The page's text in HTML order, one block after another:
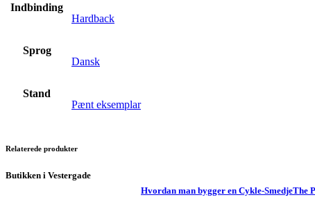
Indbinding
Hardback
Sprog
Dansk
Stand
Pænt eksemplar
Relaterede produkter
The
Hvordan man bygger en Cykle-Smedje
Butikken i Vestergade